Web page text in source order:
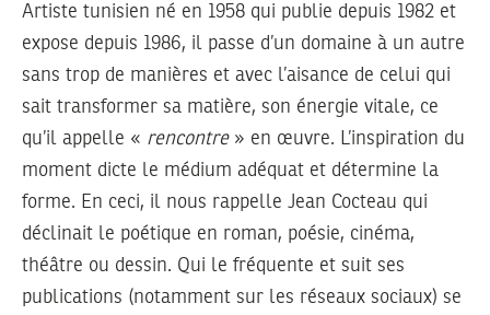
Artiste tunisien né en 1958 qui publie depuis 1982 et
expose depuis 1986, il passe d’un domaine à un autre
sans trop de manières et avec l’aisance de celui qui
sait transformer sa matière, son énergie vitale, ce
qu’il appelle « rencontre» en œuvre. L’inspiration du
moment dicte le médium adéquat et détermine la
forme. En ceci, il nous rappelle Jean Cocteau qui
déclinait le poétique en roman, poésie, cinéma,
théâtre ou dessin. Qui le fréquente et suit ses
publications (notamment sur les réseaux sociaux) se